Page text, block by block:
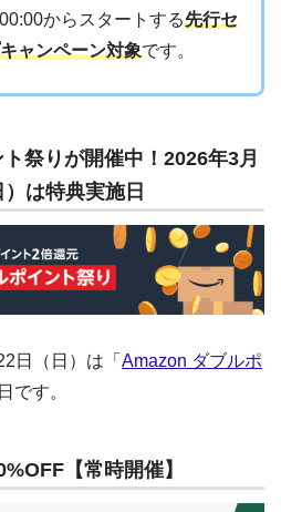
からスタートする先行セ
ャンペーン対象です。
祭りが開催中！2026年3月
は特典実施日
日（日）は「 Amazon ダブルポ
です。
【常時開催】